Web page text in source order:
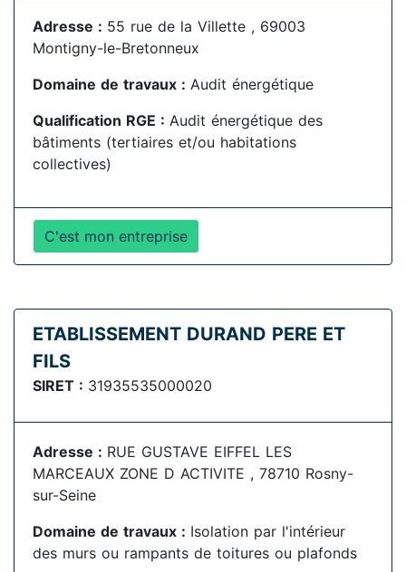
Adresse : 55 rue de la Villette , 69003
Montigny-le-Bretonneux
Domaine de travaux : Audit énergétique
Qualification RGE : Audit énergétique des
bâtiments (tertiaires et/ou habitations
collectives)
C'est mon entreprise
ETABLISSEMENT DURAND PERE ET
FILS
SIRET : 31935535000020
Adresse : RUE GUSTAVE EIFFEL LES
MARCEAUX ZONE D ACTIVITE , 78710 Rosny-
sur-Seine
Domaine de travaux : Isolation par l'intérieur
des murs ou rampants de toitures ou plafonds